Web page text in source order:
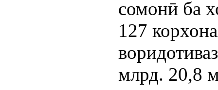
сомонӣ ба
127
млрд. 20,8